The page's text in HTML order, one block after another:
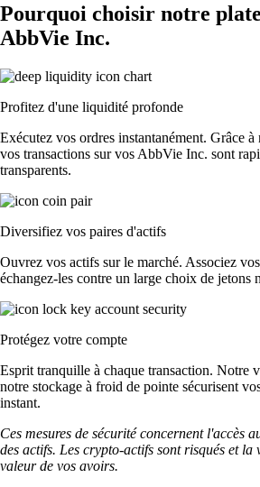
Pourquoi choisir notre
AbbVie Inc.
Profitez d'une liquidité profonde
Exécutez vos ordres instantanément. Grâce
vos transactions sur vos AbbVie Inc. sont
transparents.
Diversifiez vos paires d'actifs
Ouvrez vos actifs sur le marché. Associez
échangez-les contre un large choix de jetons
Protégez votre compte
Esprit tranquille à chaque transaction. Notre
notre stockage à froid de pointe sécurisent
instant.
Ces mesures de sécurité concernent l'accès
des actifs. Les crypto-actifs sont risqués et
valeur de vos avoirs.